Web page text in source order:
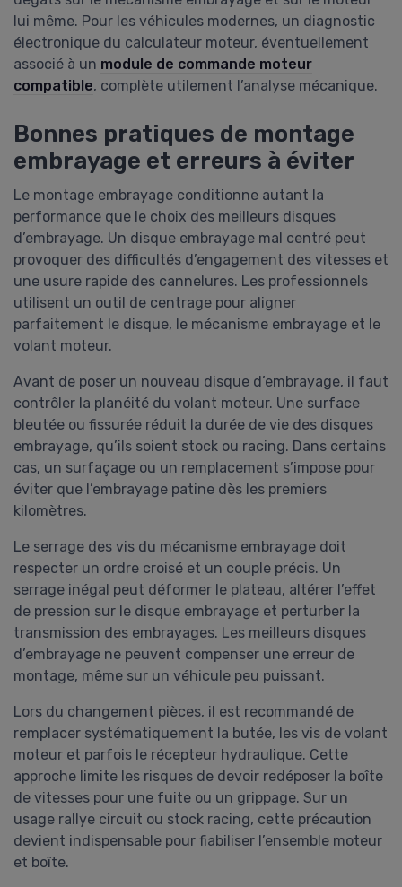
lui même. Pour les véhicules modernes, un diagnostic
électronique du calculateur moteur, éventuellement
associé à un module de commande moteur
compatible, complète utilement l’analyse mécanique.
Bonnes pratiques de montage
embrayage et erreurs à éviter
Le montage embrayage conditionne autant la
performance que le choix des meilleurs disques
d’embrayage. Un disque embrayage mal centré peut
provoquer des difficultés d’engagement des vitesses et
une usure rapide des cannelures. Les professionnels
utilisent un outil de centrage pour aligner
parfaitement le disque, le mécanisme embrayage et le
volant moteur.
Avant de poser un nouveau disque d’embrayage, il faut
contrôler la planéité du volant moteur. Une surface
bleutée ou fissurée réduit la durée de vie des disques
embrayage, qu’ils soient stock ou racing. Dans certains
cas, un surfaçage ou un remplacement s’impose pour
éviter que l’embrayage patine dès les premiers
kilomètres.
Le serrage des vis du mécanisme embrayage doit
respecter un ordre croisé et un couple précis. Un
serrage inégal peut déformer le plateau, altérer l’effet
de pression sur le disque embrayage et perturber la
transmission des embrayages. Les meilleurs disques
d’embrayage ne peuvent compenser une erreur de
montage, même sur un véhicule peu puissant.
Lors du changement pièces, il est recommandé de
remplacer systématiquement la butée, les vis de volant
moteur et parfois le récepteur hydraulique. Cette
approche limite les risques de devoir redéposer la boîte
de vitesses pour une fuite ou un grippage. Sur un
usage rallye circuit ou stock racing, cette précaution
devient indispensable pour fiabiliser l’ensemble moteur
et boîte.